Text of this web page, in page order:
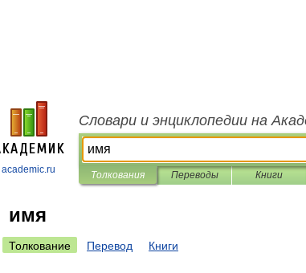
academic.ru
Словари и энциклопедии на
Толкования Переводы Книги
имя
Толкование Перевод Книги